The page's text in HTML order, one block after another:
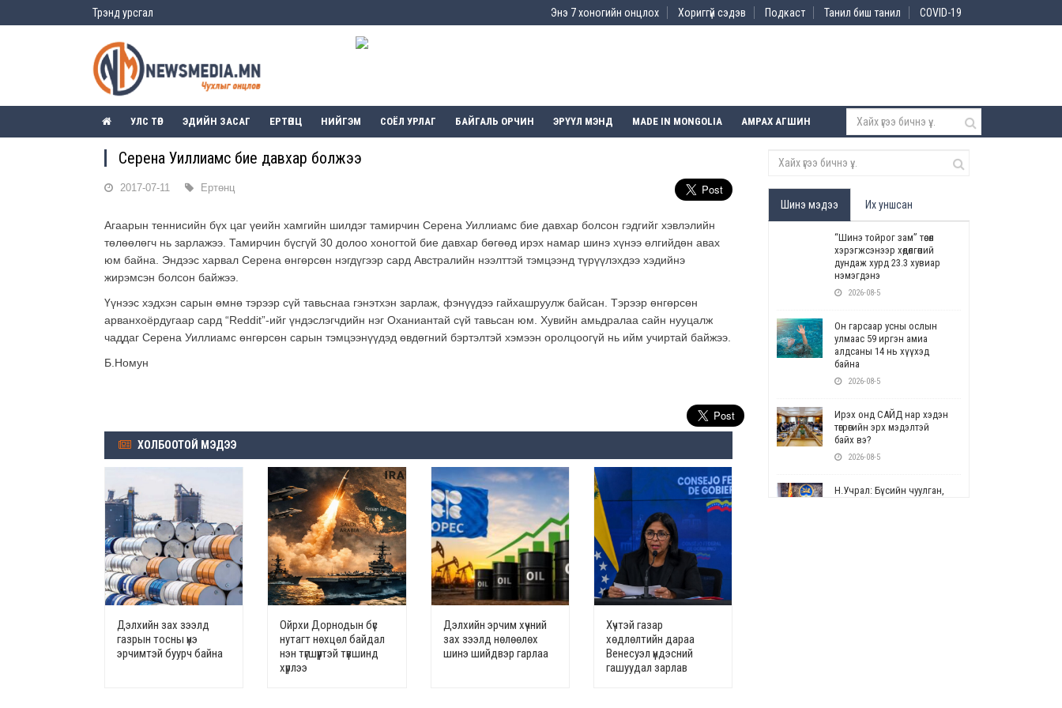
Трэнд урсгал Энэ 7 хоногийн онцлох Хориггүй сэдэв Подкаст Танил биш танил COVID-19
УЛС ТӨР ЭДИЙН ЗАСАГ ЕРТӨНЦ НИЙГЭМ СОЁЛ УРЛАГ БАЙГАЛЬ ОРЧИН ЭРҮҮЛ МЭНД MADE IN MONGOLIA АМРАХ АГШИН
Серена Уиллиамс бие давхар болжээ
2017-07-11 Ертөнц
Агаарын теннисийн бүх цаг үеийн хамгийн шилдэг тамирчин Серена Уиллиамс бие давхар болсон гэдгийг хэвлэлийн
төлөөлөгч нь зарлажээ. Тамирчин бүсгүй 30 долоо хоногтой бие давхар бөгөөд ирэх намар шинэ хүнээ өлгийдөн авах
юм байна. Эндээс харвал Серена өнгөрсөн нэгдүгээр сард Австралийн нээлттэй тэмцээнд түрүүлэхдээ хэдийнэ
жирэмсэн болсон байжээ.
Үүнээс хэдхэн сарын өмнө тэрээр сүй тавьснаа гэнэтхэн зарлаж, фэнүүдээ гайхашруулж байсан. Тэрээр өнгөрсөн
арванхоёрдугаар сард “Reddit”-ийг үндэслэгчдийн нэг Оханиантай сүй тавьсан юм. Хувийн амьдралаа сайн нууцалж
чаддаг Серена Уиллиамс өнгөрсөн сарын тэмцээнүүдэд өвдөгний бэртэлтэй хэмээн оролцоогүй нь ийм учиртай байжээ.
Б.Номун
ХОЛБООТОЙ МЭДЭЭ
Дэлхийн зах зээлд
газрын тосны үнэ
эрчимтэй буурч байна
Ойрхи Дорнодын бүс
нутагт нөхцөл байдал
нэн түгшүүртэй түвшинд
хүрлээ
Дэлхийн эрчим хүчний
зах зээлд нөлөөлөх
шинэ шийдвэр гарлаа
Хүчтэй газар
хөдлөлтийн дараа
Венесуэл үндэсний
гашуудал зарлав
Шинэ мэдээ Их уншсан
“Шинэ тойрог зам” төсөл
хэрэгжсэнээр хөдөлгөөний
дундаж хурд 23.3 хувиар
нэмэгдэнэ
2026-08-5
Он гарсаар усны ослын
улмаас 59 иргэн амиа
алдсаны 14 нь хүүхэд
байна
2026-08-5
Ирэх онд САЙД нар хэдэн
төгрөгийн эрх мэдэлтэй
байх вэ?
2026-08-5
Н.Учрал: Бүсийн чуулган,